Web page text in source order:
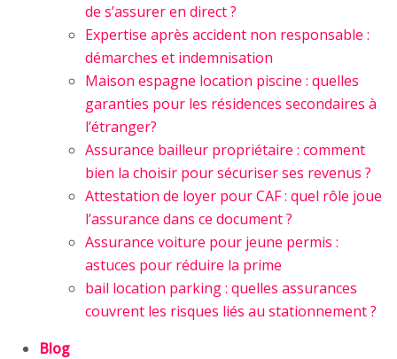
de s’assurer en direct ?
Expertise après accident non responsable :
démarches et indemnisation
Maison espagne location piscine : quelles
garanties pour les résidences secondaires à
l’étranger?
Assurance bailleur propriétaire : comment
bien la choisir pour sécuriser ses revenus ?
Attestation de loyer pour CAF : quel rôle joue
l’assurance dans ce document ?
Assurance voiture pour jeune permis :
astuces pour réduire la prime
bail location parking : quelles assurances
couvrent les risques liés au stationnement ?
Blog